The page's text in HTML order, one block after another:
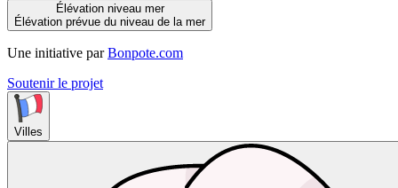
Élévation niveau mer
Élévation prévue du niveau de la mer
Une initiative par Bonpote.com
Soutenir le projet
Villes